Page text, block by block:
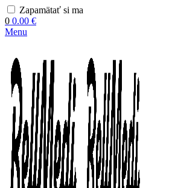
Zapamätať si ma
0 0.00 €
Menu